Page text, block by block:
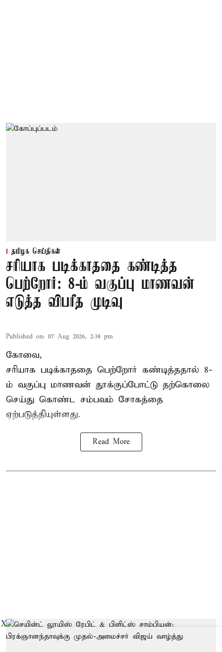
தமிழக செய்திகள்
சரியாக படிக்காததை கண்டித்த
பெற்றோர்: 8-ம் வகுப்பு மாணவன்
எடுத்த விபரீத முடிவு
Published on: 07 Aug 2026, 2:38 pm
கோவை,
சரியாக படிக்காததை பெற்றோர் கண்டித்ததால் 8-
ம் வகுப்பு மாணவன் தூக்குப்போட்டு தற்கொலை
செய்து கொண்ட சம்பவம் சோகத்தை
ஏற்படுத்தியுள்ளது.
Read More
X